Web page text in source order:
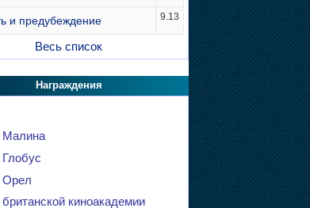
и предубеждение 9.13
Весь список
Награждения
Малина
Орел
киноакадемии